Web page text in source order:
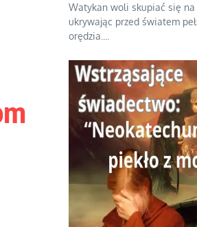
Watykan woli skupiać się na
ukrywając przed światem
orędzia.